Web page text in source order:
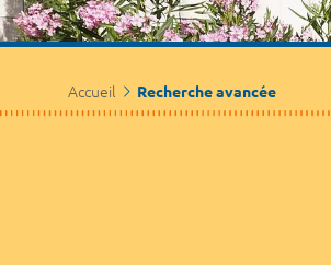
Accueil Recherche avancée